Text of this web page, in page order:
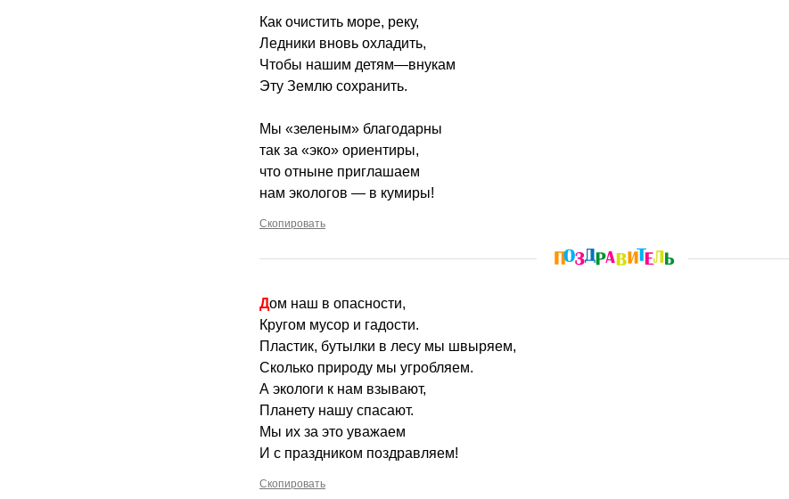
Как очистить море, реку,
Ледники вновь охладить,
Чтобы нашим детям—внукам
Эту Землю сохранить.
Мы «зеленым» благодарны
так за «эко» ориентиры,
что отныне приглашаем
нам экологов — в кумиры!
Скопировать
Дом наш в опасности,
Кругом мусор и гадости.
Пластик, бутылки в лесу мы швыряем,
Сколько природу мы угробляем.
А экологи к нам взывают,
Планету нашу спасают.
Мы их за это уважаем
И с праздником поздравляем!
Скопировать